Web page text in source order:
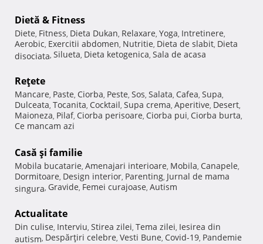
Dietă & Fitness
Diete, Fitness, Dieta Dukan, Relaxare, Yoga, Intretinere,
Aerobic, Exercitii abdomen, Nutritie, Dieta de slabit, Dieta
disociata, Silueta, Dieta ketogenica, Sala de acasa
Reţete
Mancare, Paste, Ciorba, Peste, Sos, Salata, Cafea, Supa,
Dulceata, Tocanita, Cocktail, Supa crema, Aperitive, Desert,
Maioneza, Pilaf, Ciorba perisoare, Ciorba pui, Ciorba burta,
Ce mancam azi
Casă şi familie
Mobila bucatarie, Amenajari interioare, Mobila, Canapele,
Dormitoare, Design interior, Parenting, Jurnal de mama
singura, Gravide, Femei curajoase, Autism
Actualitate
Din culise, Interviu, Stirea zilei, Tema zilei, Iesirea din
autism, Despărţiri celebre, Vesti Bune, Covid-19, Pandemie